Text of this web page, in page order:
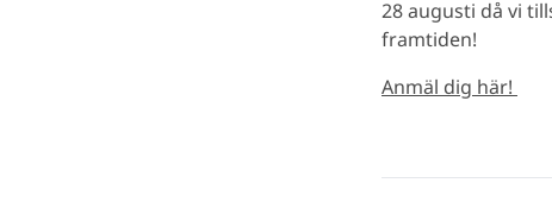
28 augusti då vi
framtiden!
Anmäl dig här!